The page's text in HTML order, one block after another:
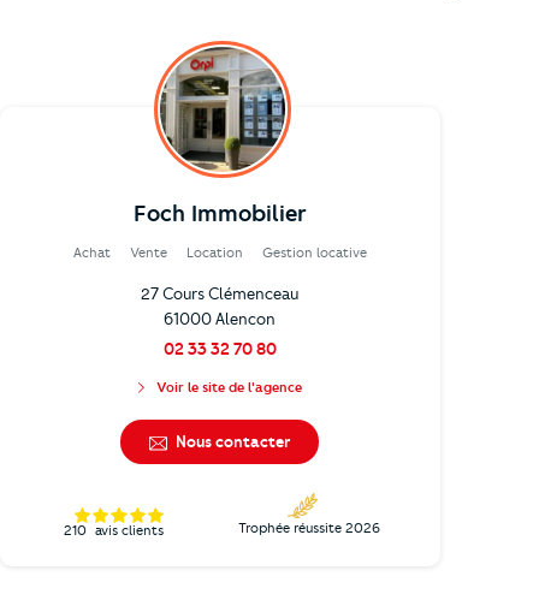
Foch Immobilier
Achat Vente Location Gestion locative
27 Cours Clémenceau
61000 Alencon
02 33 32 70 80
Voir le site de l'agence
Nous contacter
210 avis clients Trophée réussite 2026